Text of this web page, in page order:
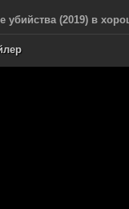
убийства (2019) в